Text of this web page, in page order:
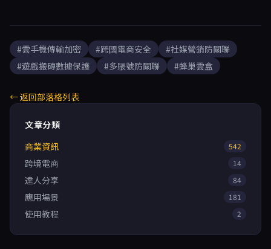
#雲手機傳輸加密 #跨國電商安全
#社媒營銷防關聯
#遊戲搬磚數據保護
#多賬號防關聯 #蜂巢雲盒
← 返回部落格列表
文章分類
商業資訊
542
跨境電商 14
達人分享 84
應用場景 181
使用教程 2